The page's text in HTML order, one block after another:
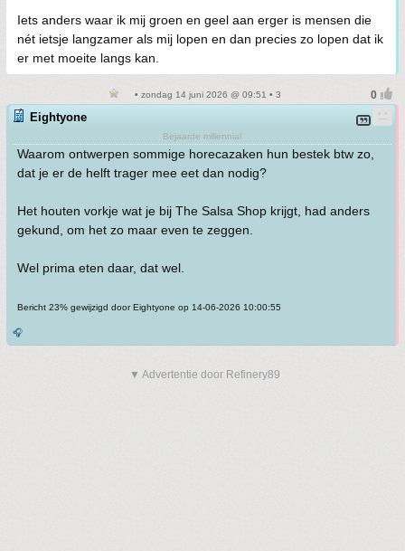
Iets anders waar ik mij groen en geel aan erger is mensen die
nét ietsje langzamer als mij lopen en dan precies zo lopen dat ik
er met moeite langs kan.
• zondag 14 juni 2026 @ 09:51 • 3
Eightyone
Bejaarde millennial
Waarom ontwerpen sommige horecazaken hun bestek btw zo,
dat je er de helft trager mee eet dan nodig?
Het houten vorkje wat je bij The Salsa Shop krijgt, had anders
gekund, om het zo maar even te zeggen.
Wel prima eten daar, dat wel.
Bericht 23% gewijzigd door Eightyone op 14-06-2026 10:00:55
🎧
▼ Advertentie door Refinery89